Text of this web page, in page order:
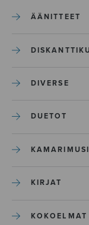
ÄÄNITTEET
DIVERSE
DUETOT
KIRJAT
KOKOELMAT